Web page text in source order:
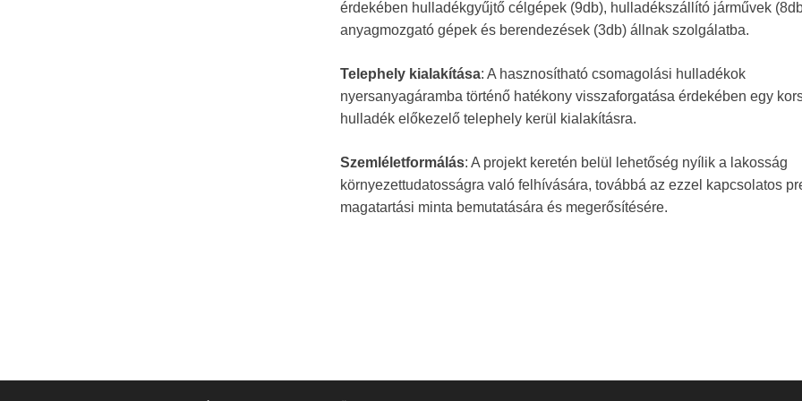
érdekében hulladékgyűjtő célgépek (9db), hulladékszállító járművek
anyagmozgató gépek és berendezések (3db) állnak szolgálatba.
Telephely kialakítása: A hasznosítható csomagolási hulladékok
nyersanyagáramba történő hatékony visszaforgatása érdekében egy
hulladék előkezelő telephely kerül kialakításra.
Szemléletformálás: A projekt keretén belül lehetőség nyílik a lakosság
környezettudatosságra való felhívására, továbbá az ezzel kapcsolatos
magatartási minta bemutatására és megerősítésére.